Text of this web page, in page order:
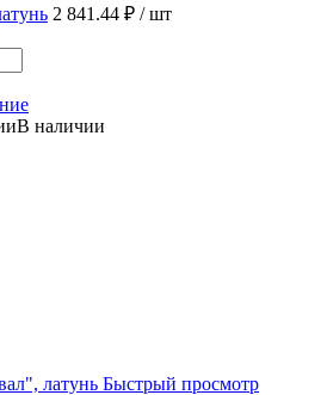
2 841.44 ₽ / шт
В наличии
Быстрый просмотр